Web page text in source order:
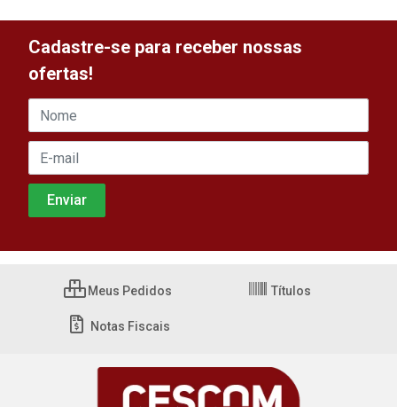
Cadastre-se para receber nossas
ofertas!
Meus Pedidos Títulos
Notas Fiscais